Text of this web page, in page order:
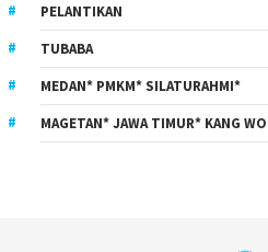
PELANTIKAN
TUBABA
MEDAN* PMKM* SILATURAHMI*
MAGETAN* JAWA TIMUR* KANG